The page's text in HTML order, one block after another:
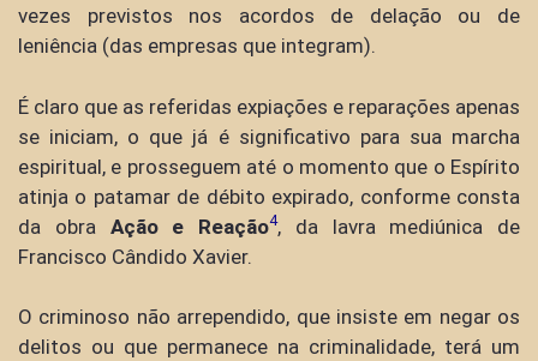
vezes previstos nos acordos de delação ou de
leniência (das empresas que integram).
É claro que as referidas expiações e reparações apenas
se iniciam, o que já é significativo para sua marcha
espiritual, e prosseguem até o momento que o Espírito
atinja o patamar de débito expirado, conforme consta
da obra Ação e Reação4, da lavra mediúnica de
Francisco Cândido Xavier.
O criminoso não arrependido, que insiste em negar os
delitos ou que permanece na criminalidade, terá um